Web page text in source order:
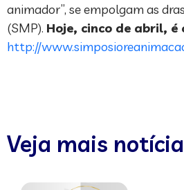
animador”, se empolgam as
(SMP). Hoje, cinco de abril,
http://
Veja mais